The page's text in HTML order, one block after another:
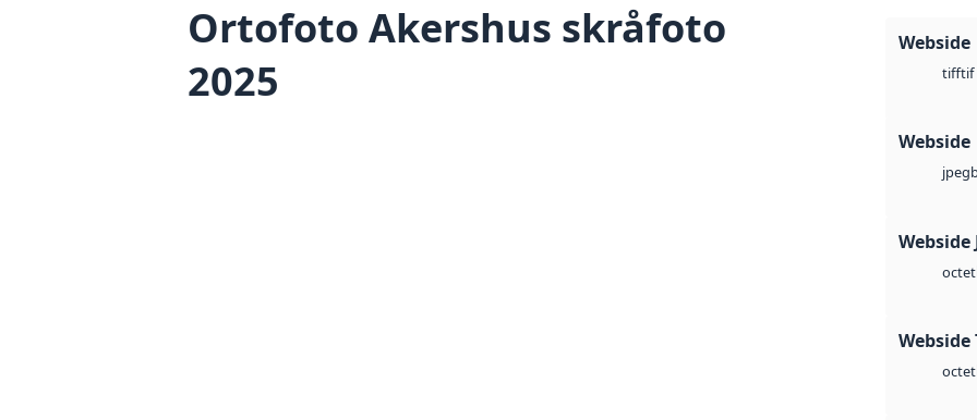
Ortofoto Akershus skråfoto
2025
Webside
tifftif
Webside
jpeg
Webside
octet
Webside
octet